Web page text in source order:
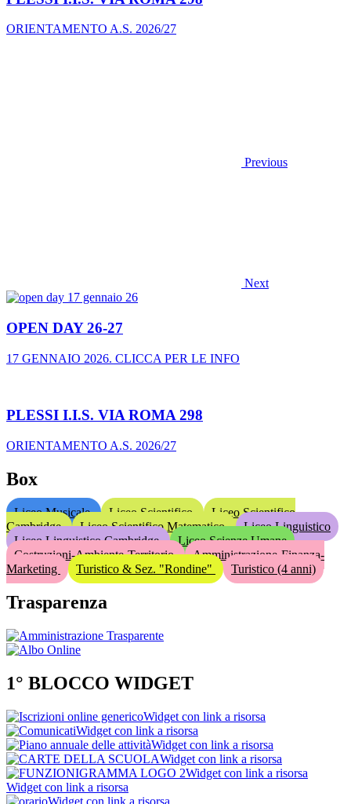
ORIENTAMENTO A.S. 2026/27
Previous
Next
OPEN DAY 26-27
17 GENNAIO 2026. CLICCA PER LE INFO
PLESSI I.I.S. VIA ROMA 298
ORIENTAMENTO A.S. 2026/27
Box
Liceo Musicale Liceo Scientifico
Liceo Scientifico
Cambridge
Liceo Scientifico Matematico
Liceo Linguistico
Liceo Linguistico Cambridge
Liceo Scienze Umane
Costruzioni-Ambiente-Territorio
Amministrazione-Finanza-
Marketing
Turistico & Sez. "Rondine" Turistico (4 anni)
Trasparenza
1° BLOCCO WIDGET
Widget con link a risorsa
Widget con link a risorsa
Widget con link a risorsa
Widget con link a risorsa
Widget con link a risorsa
Widget con link a risorsa
Widget con link a risorsa